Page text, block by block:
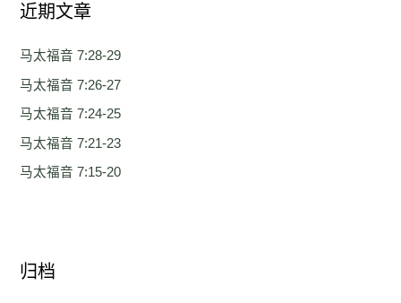
近期文章
马太福音 7:28-29
马太福音 7:26-27
马太福音 7:24-25
马太福音 7:21-23
马太福音 7:15-20
归档